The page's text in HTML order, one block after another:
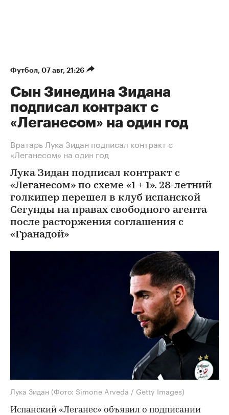
Футбол⁠, 07 авг, 21:26
Сын Зинедина Зидана
подписал контракт с
«Леганесом» на один год
Вратарь Лука Зидан подписал контракт с
«Леганесом» на один год
Лука Зидан подписал контракт с
«Леганесом» по схеме «1 + 1». 28-летний
голкипер перешел в клуб испанской
Сегунды на правах свободного агента
после расторжения соглашения с
«Гранадой»
Лука Зидан (Фото: Simone Arveda / Getty Images)
Испанский «Леганес» объявил о подписании